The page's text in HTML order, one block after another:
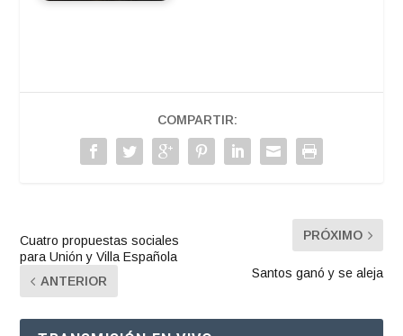
COMPARTIR:
Cuatro propuestas sociales
para Unión y Villa Española
ANTERIOR
PRÓXIMO
Santos ganó y se aleja